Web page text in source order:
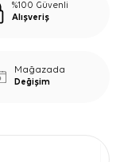
%100 Güvenli
Alışveriş
Mağazada
Değişim